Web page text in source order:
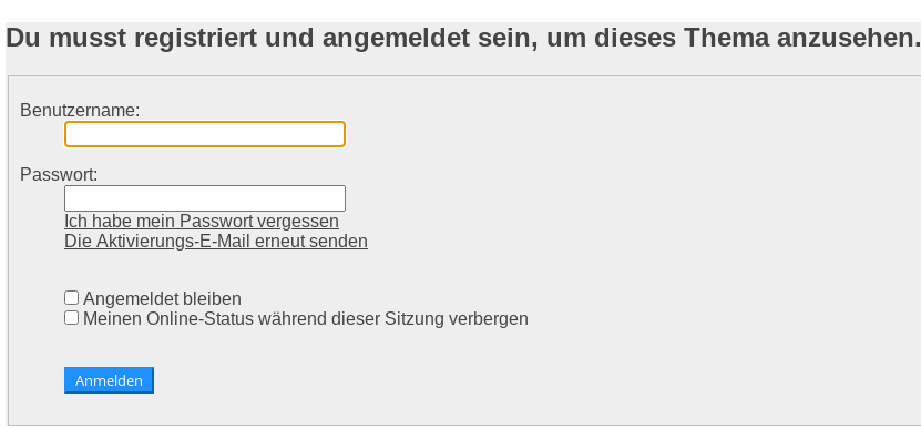
Du musst registriert und angemeldet sein, um dieses Thema anzusehen.
Benutzername:
Passwort:
Ich habe mein Passwort vergessen
Die Aktivierungs-E-Mail erneut senden
Angemeldet bleiben
Meinen Online-Status während dieser Sitzung verbergen